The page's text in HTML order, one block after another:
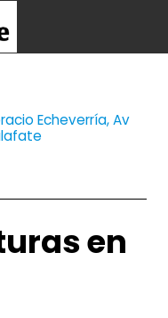
en
Echeverría, Av